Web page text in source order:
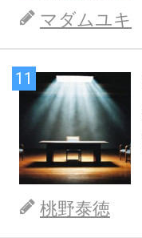
マダムユキ
11
桃野泰徳